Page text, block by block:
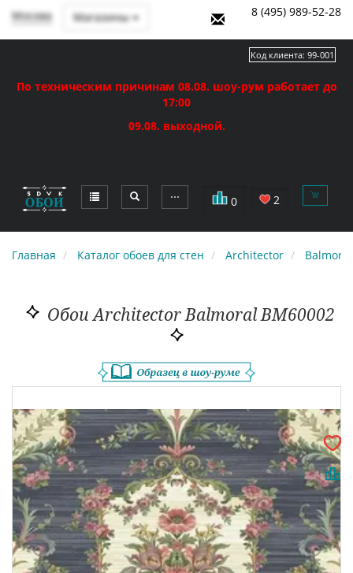
Москва Магазины 8 (495) 989-52-28
По техническим причинам 08.08. шоу-рум работает до
17:00
09.08. выходной.
⋯ 0 2
Код клиента: 99-001
Главная Каталог обоев для стен Architector Balmoral
Обои Architector Balmoral BM60002